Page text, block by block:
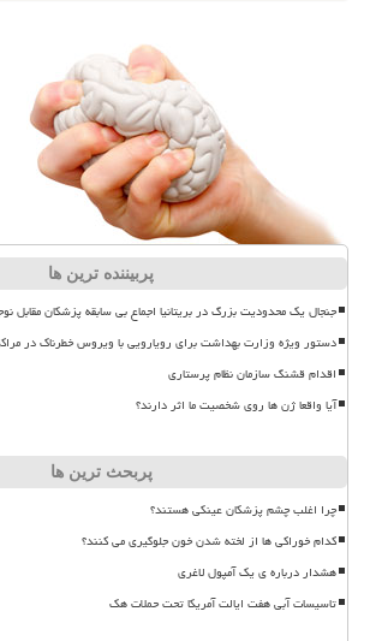
پربیننده ترین ها
جنجال یک محدودیت بزرگ در بریتانیا اجماع بی سابقه پزشکان مقابل
دستور ویژه وزارت بهداشت برای رویارویی با ویروس خطرناک در
اقدام قشنگ سازمان نظام پرستاری
آیا واقعا ژن ها روی شخصیت ما اثر دارند؟
پربحث ترین ها
چرا اغلب چشم پزشکان عینکی هستند؟
کدام خوراکی ها از لخته شدن خون جلوگیری می کنند؟
هشدار درباره ی یک آمپول لاغری
تاسیسات آبی هفت ایالت آمریکا تحت حملات هک